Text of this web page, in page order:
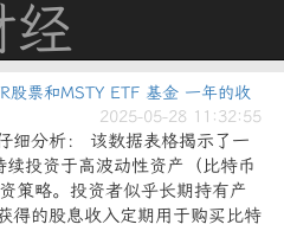
经
股票和MSTY ETF 基金 一年的收
2025-05-28 11:32:55
细分析： 该数据表格揭示了一
投资于高波动性资产（比特币
策略。投资者似乎长期持有产
得的股息收入定期用于购买比特